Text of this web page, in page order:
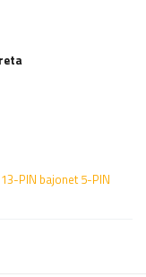
PIN bajonet 5-PIN